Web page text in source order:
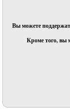
Вы можете
Кроме того, вы